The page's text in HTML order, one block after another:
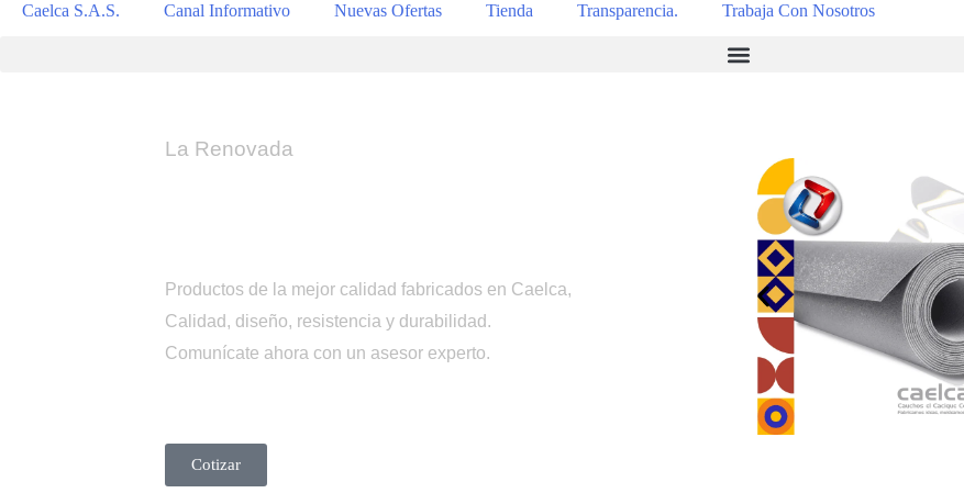
Caelca S.A.S. Canal Informativo Nuevas Ofertas Tienda Transparencia. Trabaja Con Nosotros
La Renovada
Productos de la mejor calidad fabricados en Caelca,
Calidad, diseño, resistencia y durabilidad.
Comunícate ahora con un asesor experto.
Cotizar